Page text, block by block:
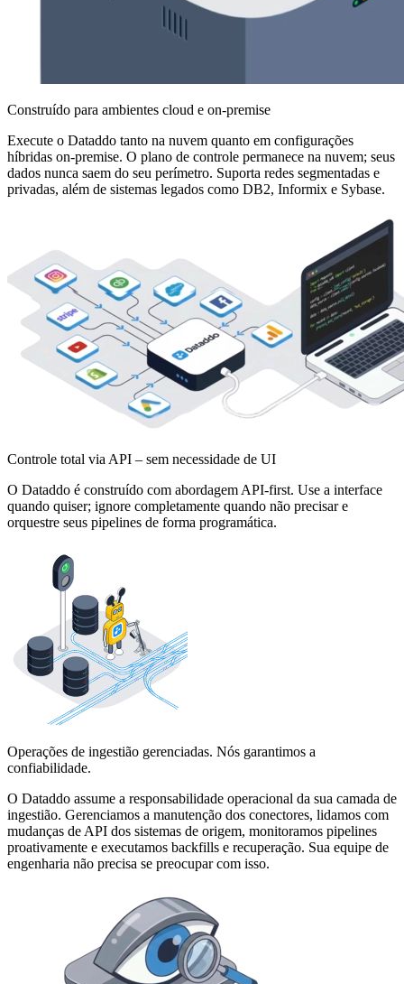
Construído para ambientes cloud e on-premise
Execute o Dataddo tanto na nuvem quanto em configurações
híbridas on-premise. O plano de controle permanece na nuvem; seus
dados nunca saem do seu perímetro. Suporta redes segmentadas e
privadas, além de sistemas legados como DB2, Informix e Sybase.
Controle total via API – sem necessidade de UI
O Dataddo é construído com abordagem API-first. Use a interface
quando quiser; ignore completamente quando não precisar e
orquestre seus pipelines de forma programática.
Operações de ingestião gerenciadas. Nós garantimos a
confiabilidade.
O Dataddo assume a responsabilidade operacional da sua camada de
ingestião. Gerenciamos a manutenção dos conectores, lidamos com
mudanças de API dos sistemas de origem, monitoramos pipelines
proativamente e executamos backfills e recuperação. Sua equipe de
engenharia não precisa se preocupar com isso.